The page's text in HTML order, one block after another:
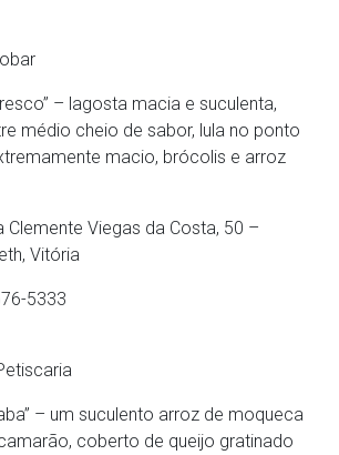
– lagosta macia e suculenta,
médio cheio de sabor, lula no ponto
macio, brócolis e arroz
Clemente Viegas da Costa, 50 –
Vitória
5333
– um suculento arroz de moqueca
coberto de queijo gratinado